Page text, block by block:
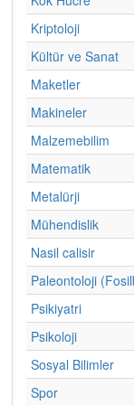
Kriptoloji
Kültür ve Sanat
Maketler
Makineler
Malzemebilim
Matematik
Metalürji
Mühendislik
Nasil calisir
Paleontoloji
Psikiyatri
Psikoloji
Sosyal Bilimler
Spor